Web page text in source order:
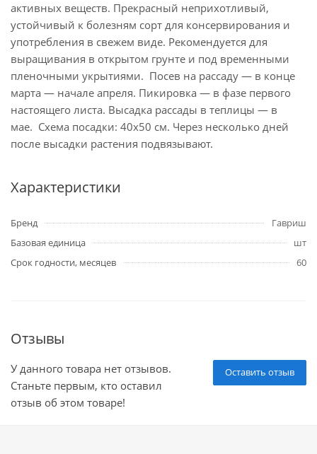
активных веществ. Прекрасный неприхотливый,
устойчивый к болезням сорт для консервирования и
употребления в свежем виде. Рекомендуется для
выращивания в открытом грунте и под временными
пленочными укрытиями. Посев на рассаду — в конце
марта — начале апреля. Пикировка — в фазе первого
настоящего листа. Высадка рассады в теплицы — в
мае. Схема посадки: 40х50 см. Через несколько дней
после высадки растения подвязывают.
Характеристики
Бренд
Гавриш
Базовая единица
шт
Срок годности, месяцев
60
Отзывы
Оставить отзыв
У данного товара нет отзывов.
Станьте первым, кто оставил
отзыв об этом товаре!